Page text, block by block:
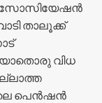
താലൂക്ക്
യാതൊരു വിധ
ലെ പെൻഷൻ